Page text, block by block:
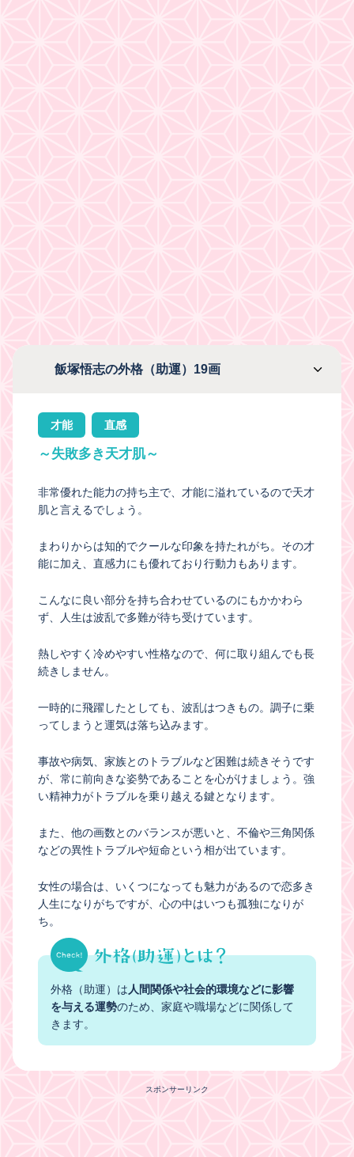
飯塚悟志の外格（助運）19画
才能 直感
～失敗多き天才肌～
非常優れた能力の持ち主で、才能に溢れているので天才
肌と言えるでしょう。
まわりからは知的でクールな印象を持たれがち。その才
能に加え、直感力にも優れており行動力もあります。
こんなに良い部分を持ち合わせているのにもかかわら
ず、人生は波乱で多難が待ち受けています。
熱しやすく冷めやすい性格なので、何に取り組んでも長
続きしません。
一時的に飛躍したとしても、波乱はつきもの。調子に乗
ってしまうと運気は落ち込みます。
事故や病気、家族とのトラブルなど困難は続きそうです
が、常に前向きな姿勢であることを心がけましょう。強
い精神力がトラブルを乗り越える鍵となります。
また、他の画数とのバランスが悪いと、不倫や三角関係
などの異性トラブルや短命という相が出ています。
女性の場合は、いくつになっても魅力があるので恋多き
人生になりがちですが、心の中はいつも孤独になりが
ち。
外格（助運）は 人間関係や社会的環境などに影響
を与える運勢のため、家庭や職場などに関係して
きます。
スポンサーリンク